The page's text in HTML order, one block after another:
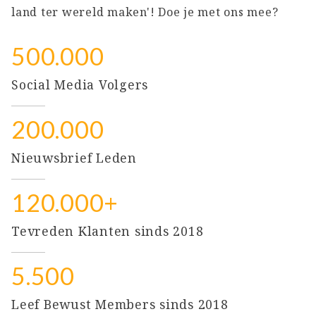
land ter wereld maken'! Doe je met ons mee?
500.000
Social Media Volgers
200.000
Nieuwsbrief Leden
120.000+
Tevreden Klanten sinds 2018
5.500
Leef Bewust Members sinds 2018